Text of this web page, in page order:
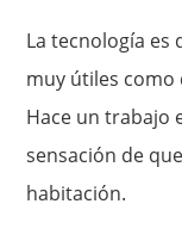
La tecnología es
muy útiles como
Hace un trabajo
sensación de
habitación.